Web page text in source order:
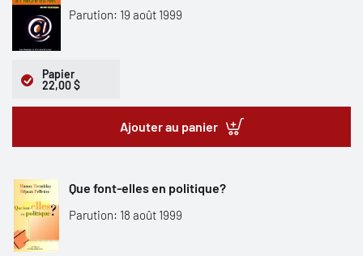
Parution: 19 août 1999
Papier
22,00 $
Ajouter au panier
Que font-elles en politique?
Parution: 18 août 1999